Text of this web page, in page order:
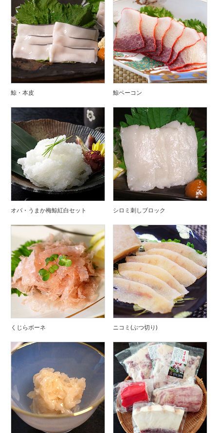
鯨・本皮 鯨ベーコン
オバ・うまか梅鯨紅白セット シロミ刺しブロック
くじらボーネ ニコミ(ぶつ切り)